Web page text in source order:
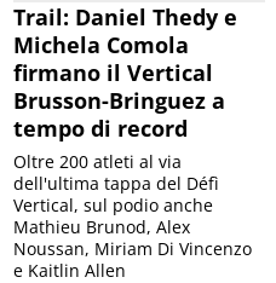
Trail: Daniel Thedy e
Michela Comola
firmano il Vertical
Brusson-Bringuez a
tempo di record
Oltre 200 atleti al via
dell'ultima tappa del Défì
Vertical, sul podio anche
Mathieu Brunod, Alex
Noussan, Miriam Di Vincenzo
e Kaitlin Allen